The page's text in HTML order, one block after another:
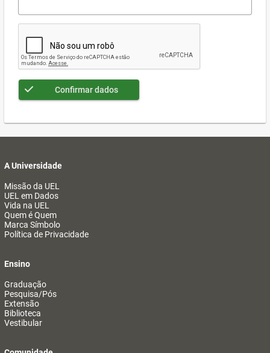
Confirmar dados
A Universidade
Missão da UEL
UEL em Dados
Vida na UEL
Quem é Quem
Marca Símbolo
Política de Privacidade
Ensino
Graduação
Pesquisa/Pós
Extensão
Biblioteca
Vestibular